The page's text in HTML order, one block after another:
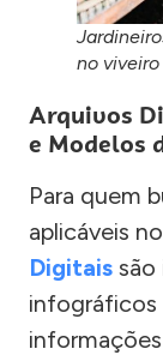
no
Arquivos
e Modelos
Para quem
aplicáveis
Digitais são
infográficos